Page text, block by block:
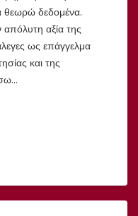
θεωρώ δεδομένα.
απόλυτη αξία της
ως επάγγελμα
και της